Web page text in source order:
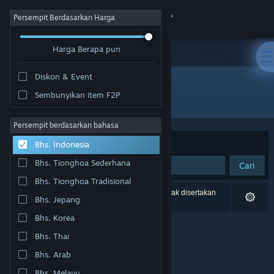
Login
Tentang
Bantuan
Ubah bahasa
Dapatkan Aplikasi Seluler Steam
Lihat situs web desktop
Persempit Berdasarkan Harga
Harga Berapa pun
Diskon & Event
Sembunyikan item F2P
Persempit berdasarkan bahasa
Bhs. Indonesia
Bhs. Tionghoa Sederhana
Bhs. Tionghoa Tradisional
Bhs. Jepang
Bhs. Korea
Bhs. Thai
Bhs. Arab
Pengembang: DMONG Co., Ltd.
Berdasarkan Relevansi
Cari
0 hasil cocok dengan pencarianmu. 5 produk tidak disertakan
berdasarkan preferensimu.